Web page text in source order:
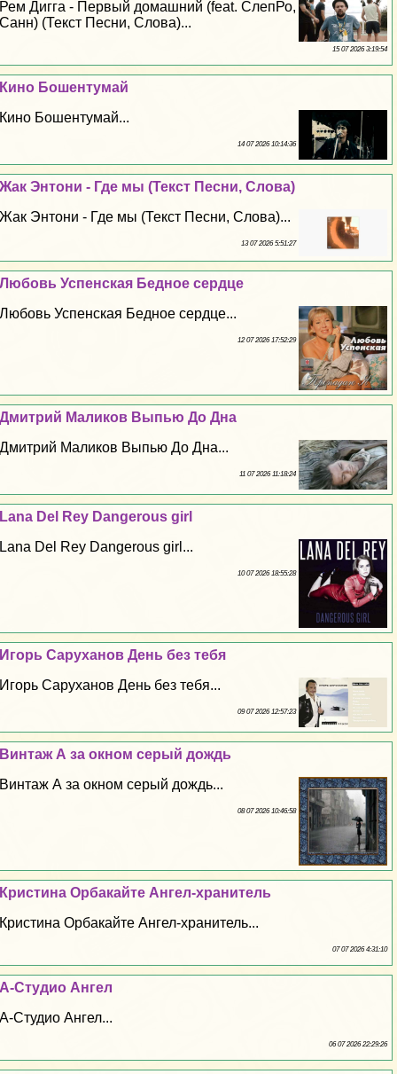
Рем Дигга - Первый домашний (feat. СлепРо,
Санн) (Текст Песни, Слова)...
15 07 2026 3:19:54
Кино Бошентумай
Кино Бошентумай...
14 07 2026 10:14:36
Жак Энтони - Где мы (Текст Песни, Слова)
Жак Энтони - Где мы (Текст Песни, Слова)...
13 07 2026 5:51:27
Любовь Успенская Бедное сердце
Любовь Успенская Бедное сердце...
12 07 2026 17:52:29
Дмитрий Маликов Выпью До Дна
Дмитрий Маликов Выпью До Дна...
11 07 2026 11:18:24
Lana Del Rey Dangerous girl
Lana Del Rey Dangerous girl...
10 07 2026 18:55:28
Игорь Саруханов День без тебя
Игорь Саруханов День без тебя...
09 07 2026 12:57:23
Винтаж А за окном серый дождь
Винтаж А за окном серый дождь...
08 07 2026 10:46:58
Кристина Орбакайте Ангел-хранитель
Кристина Орбакайте Ангел-хранитель...
07 07 2026 4:31:10
А-Студио Ангел
А-Студио Ангел...
06 07 2026 22:29:26